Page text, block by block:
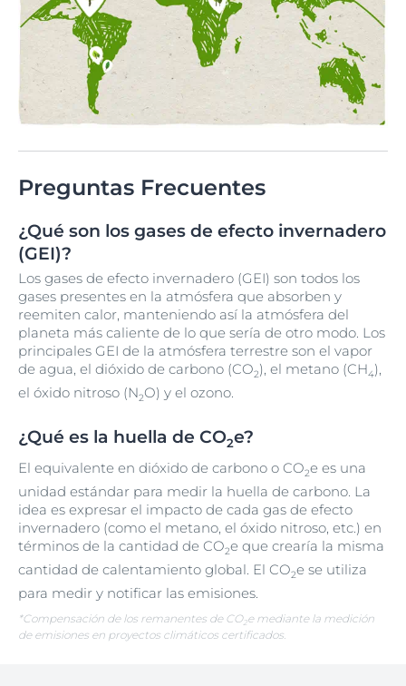
Preguntas Frecuentes
¿Qué son los gases de efecto invernadero
(GEI)?
Los gases de efecto invernadero (GEI) son todos los
gases presentes en la atmósfera que absorben y
reemiten calor, manteniendo así la atmósfera del
planeta más caliente de lo que sería de otro modo. Los
principales GEI de la atmósfera terrestre son el vapor
de agua, el dióxido de carbono (CO2), el metano (CH4),
el óxido nitroso (N2O) y el ozono.
¿Qué es la huella de CO2e?
El equivalente en dióxido de carbono o CO2e es una
unidad estándar para medir la huella de carbono. La
idea es expresar el impacto de cada gas de efecto
invernadero (como el metano, el óxido nitroso, etc.) en
términos de la cantidad de CO2e que crearía la misma
cantidad de calentamiento global. El CO2e se utiliza
para medir y notificar las emisiones.
*Compensación de los remanentes de CO 2e mediante la medición
de emisiones en proyectos climáticos certificados.